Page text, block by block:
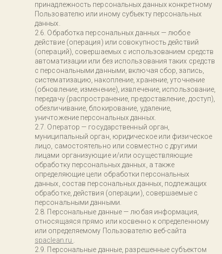
принадлежность персональных данных конкретному
Пользователю или иному субъекту персональных
данных.
Обработка персональных данных — любое
действие (операция) или совокупность действий
(операций), совершаемых с использованием средств
автоматизации или без использования таких средств
с персональными данными, включая сбор, запись,
систематизацию, накопление, хранение, уточнение
(обновление, изменение), извлечение, использование,
передачу (распространение, предоставление, доступ),
обезличивание, блокирование, удаление,
уничтожение персональных данных.
Оператор — государственный орган,
муниципальный орган, юридическое или физическое
лицо, самостоятельно или совместно с другими
лицами организующие и/или осуществляющие
обработку персональных данных, а также
определяющие цели обработки персональных
данных, состав персональных данных, подлежащих
обработке, действия (операции), совершаемые с
персональными данными.
Персональные данные — любая информация,
относящаяся прямо или косвенно к определенному
или определяемому Пользователю веб-сайта
spaclean.ru
Персональные данные, разрешенные субъектом